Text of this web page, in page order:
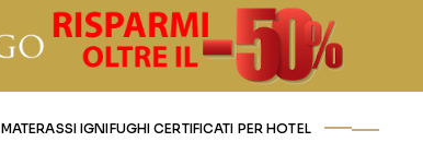
MATERASSI IGNIFUGHI CERTIFICATI PER HOTEL